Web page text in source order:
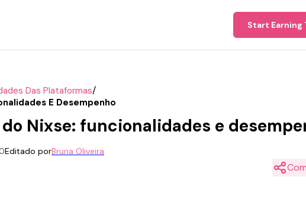
Start Earning
Das Plataformas/
E Desempenho
Nixse: funcionalidades e
Editado porBruna Oliveira